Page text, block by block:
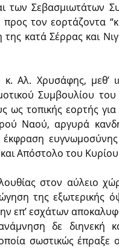
των Σεβασμιωτάτων
τον εορτάζοντα
κατά Σέρρας και
Αλ. Χρυσάφης, μεθ’
Συμβουλίου
ως τοπικής εορτής
Ναού, αργυρά
Απόστολο του
στον αύλειο
της εξωτερικής
επ’ εσχάτων
δε διηνεκή
σωστικώς έπραξε